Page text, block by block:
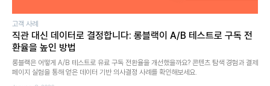
고객 사례
직관 대신 데이터로 결정합니다: 롱블랙이 A/B 테스트로 구독 전
환율을 높인 방법
롱블랙은 어떻게 A/B 테스트로 유료 구독 전환율을 개선했을까요? 콘텐츠 탐색 경험과 결제
페이지 실험을 통해 얻은 데이터 기반 의사결정 사례를 확인해보세요.